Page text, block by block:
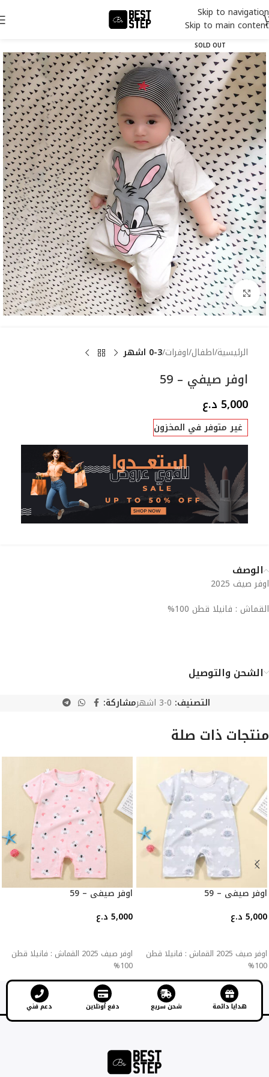
Skip to navigation
Skip to main content
SOLD OUT
Click to enlarge
الرئيسية اطفال اوفرات 0-3 اشهر
اوفر صيفي – 59
5,000 د.ع
غير متوفر في المخزون
الوصف
اوفر صيف 2025
القماش : فانيلا قطن 100%
الشحن والتوصيل
التصنيف: 0-3 اشهر مشاركة:
منتجات ذات صلة
اوفر صيفي – 59
5,000 د.ع
اوفر صيف 2025 القماش : فانيلا قطن
100%
اوفر صيفي – 59
5,000 د.ع
اوفر صيف 2025 القماش : فانيلا قطن
100%
هدايا دائمة شحن سريع دفع أونلاين دعم فني